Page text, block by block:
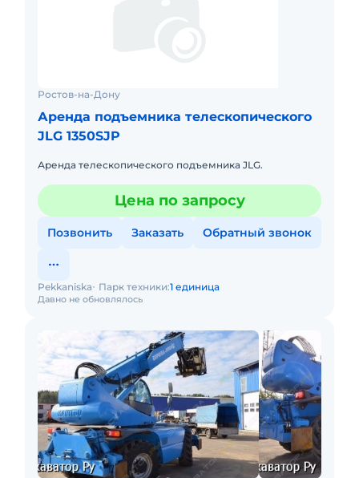
Ростов-на-Дону
Аренда подъемника телескопического
JLG 1350SJP
Аренда телескопического подъемника JLG.
Цена по запросу
Позвонить Заказать Обратный звонок
Давно не обновлялось
Pekkaniska Парк техники:1 единица